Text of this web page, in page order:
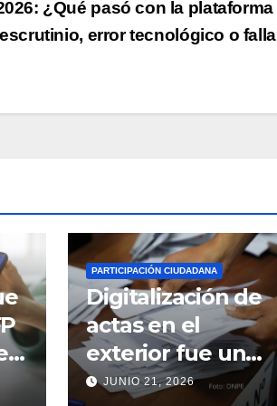
¿Qué pasó con la plataforma
error tecnológico o falla
PARTICIPACIÓN CIUDADANA
Digitalización de
actas en el
exterior fue un
piloto en la
JUNIO 21, 2026